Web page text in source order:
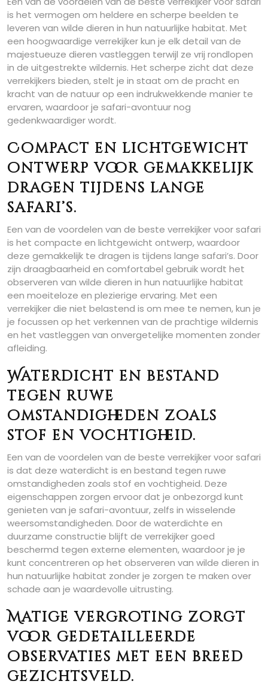
is het vermogen om heldere en scherpe beelden te
leveren van wilde dieren in hun natuurlijke habitat. Met
een hoogwaardige verrekijker kun je elk detail van de
majestueuze dieren vastleggen terwijl ze vrij rondlopen
in de uitgestrekte wildernis. Het scherpe zicht dat deze
verrekijkers bieden, stelt je in staat om de pracht en
kracht van de natuur op een indrukwekkende manier te
ervaren, waardoor je safari-avontuur nog
gedenkwaardiger wordt.
Compact en lichtgewicht
ontwerp voor gemakkelijk
dragen tijdens lange
safari’s.
Een van de voordelen van de beste verrekijker voor safari
is het compacte en lichtgewicht ontwerp, waardoor
deze gemakkelijk te dragen is tijdens lange safari’s. Door
zijn draagbaarheid en comfortabel gebruik wordt het
observeren van wilde dieren in hun natuurlijke habitat
een moeiteloze en plezierige ervaring. Met een
verrekijker die niet belastend is om mee te nemen, kun je
je focussen op het verkennen van de prachtige wildernis
en het vastleggen van onvergetelijke momenten zonder
afleiding.
Waterdicht en bestand
tegen ruwe
omstandigheden zoals
stof en vochtigheid.
Een van de voordelen van de beste verrekijker voor safari
is dat deze waterdicht is en bestand tegen ruwe
omstandigheden zoals stof en vochtigheid. Deze
eigenschappen zorgen ervoor dat je onbezorgd kunt
genieten van je safari-avontuur, zelfs in wisselende
weersomstandigheden. Door de waterdichte en
duurzame constructie blijft de verrekijker goed
beschermd tegen externe elementen, waardoor je je
kunt concentreren op het observeren van wilde dieren in
hun natuurlijke habitat zonder je zorgen te maken over
schade aan je waardevolle uitrusting.
Matige vergroting zorgt
voor gedetailleerde
observaties met een breed
gezichtsveld.